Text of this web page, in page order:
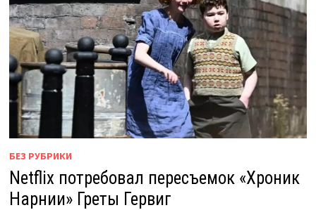
БЕЗ РУБРИКИ
Netflix потребовал пересъемок «Хроник
Нарнии» Греты Гервиг